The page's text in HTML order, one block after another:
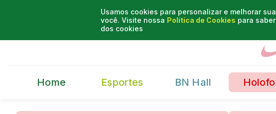
Usamos cookies para personalizar e melhorar
você. Visite nossa Política de Cookies para
dos cookies
Home Esportes BN Hall